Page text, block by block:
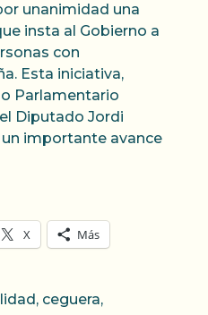
unanimidad una
insta al Gobierno a
con
Esta iniciativa,
Parlamentario
Diputado Jordi
importante avance
X Más
, ceguera,